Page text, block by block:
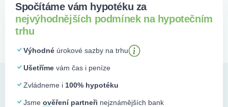
Spočítáme vám hypotéku za
nejvýhodnějších podmínek na hypotečním
trhu
Výhodné úrokové sazby na trhu
Ušetříme vám čas i peníze
Zvládneme i 100% hypotéku
Jsme ověření partneři nejznámějších bank